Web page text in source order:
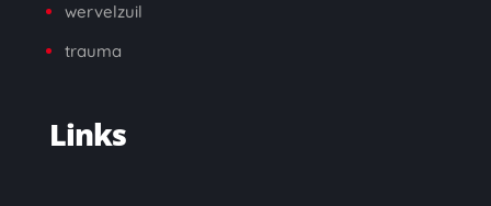
wervelzuil
trauma
Links